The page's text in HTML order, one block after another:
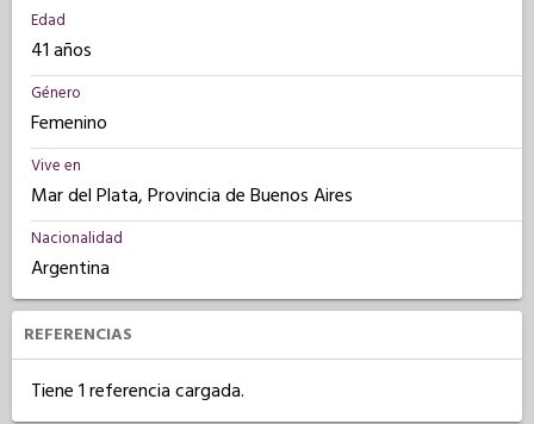
Edad
41 años
Género
Femenino
Vive en
Mar del Plata, Provincia de Buenos Aires
Nacionalidad
Argentina
REFERENCIAS
Tiene 1 referencia cargada.